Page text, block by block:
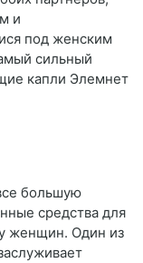
и
под женским
сильный
капли Элемнет
большую
средства для
женщин. Один из